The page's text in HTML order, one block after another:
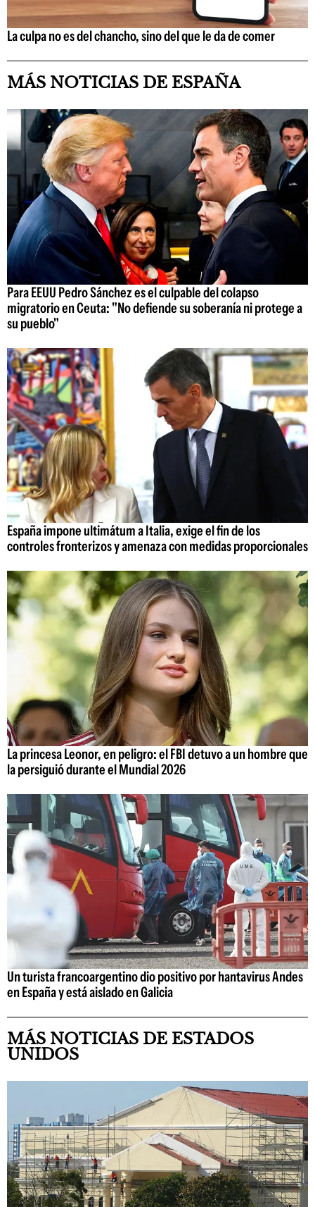
La culpa no es del chancho, sino del que le da de comer
MÁS NOTICIAS DE ESPAÑA
Para EEUU Pedro Sánchez es el culpable del colapso
migratorio en Ceuta: "No defiende su soberanía ni protege a
su pueblo"
España impone ultimátum a Italia, exige el fin de los
controles fronterizos y amenaza con medidas proporcionales
La princesa Leonor, en peligro: el FBI detuvo a un hombre que
la persiguió durante el Mundial 2026
Un turista francoargentino dio positivo por hantavirus Andes
en España y está aislado en Galicia
MÁS NOTICIAS DE ESTADOS
UNIDOS